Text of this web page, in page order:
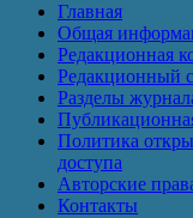
Главная
Общая
Редакционная
Редакционный
Разделы
Политика
доступа
Авторские
Контакты